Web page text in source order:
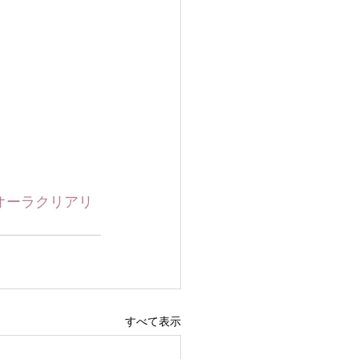
ーラクリアリ
すべて表示